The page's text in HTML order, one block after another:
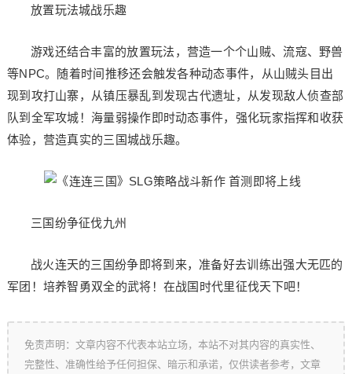
放置玩法城战乐趣
游戏还结合丰富的放置玩法，营造一个个山贼、流寇、野兽
等NPC。随着时间推移还会触发各种动态事件，从山贼头目出
现到攻打山寨，从镇压暴乱到发现古代遗址，从发现敌人侦查部
队到全军攻城！海量弱操作即时动态事件，强化玩家指挥和收获
体验，营造真实的三国城战乐趣。
三国纷争征伐九州
战火连天的三国纷争即将到来，准备好去训练出强大无匹的
军团！培养智勇双全的武将！在战国时代里征伐天下吧！
免责声明：文章内容不代表本站立场，本站不对其内容的真实性、
完整性、准确性给予任何担保、暗示和承诺，仅供读者参考，文章